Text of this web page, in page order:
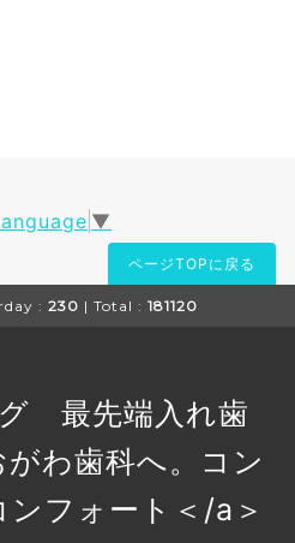
▼
ページTOPに戻る
: 230 | Total : 181120
最先端入れ歯
がわ歯科へ。コン
ンフォート＜/a＞